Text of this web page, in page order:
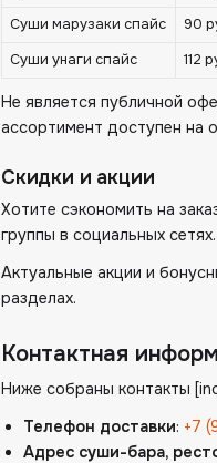
Суши марузаки спайс
90
Суши унаги спайс
112
Не является публичной
ассортимент доступен на
Скидки и акции
Хотите сэкономить на
группы в социальных сетях.
Актуальные акции и
разделах.
Контактная
Ниже собраны контакты
Телефон доставки: +7
Адрес суши-бара,